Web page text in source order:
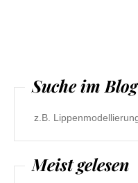
Suche im Blog
for:
Meist gelesen